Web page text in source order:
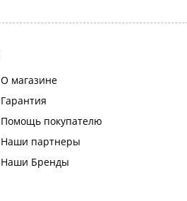
О магазине
Гарантия
Помощь покупателю
Наши партнеры
Наши Бренды